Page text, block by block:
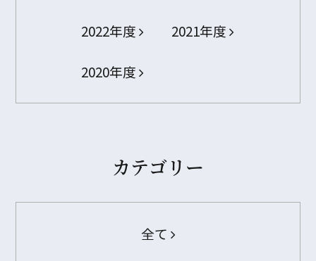
2022年度 2021年度
2020年度
カテゴリー
全て